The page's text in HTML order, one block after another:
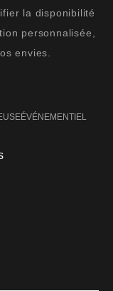
la disponibilité
personnalisée,
envies.
ÉVÉNEMENTIEL